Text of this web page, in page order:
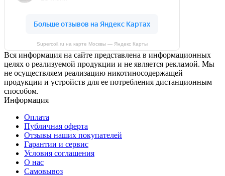
Supercoil.ru на карте Москвы — Яндекс Карты
Вся информация на сайте представлена в информационных
целях о реализуемой продукции и не является рекламой. Мы
не осуществляем реализацию никотиносодержащей
продукции и устройств для ее потребления дистанционным
способом.
Информация
Оплата
Публичная оферта
Отзывы наших покупателей
Гарантии и сервис
Условия соглашения
О нас
Самовывоз